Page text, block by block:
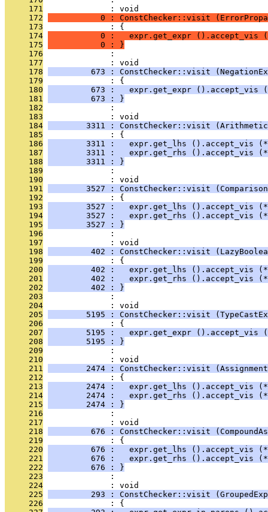
     171
              : void
     172
0 : ConstChecker::visit
     173
              : {
     174
0 :   expr.get_expr ().accept_vis
     175
           0 : }
     176
              :
     177
              : void
     178
673 : ConstChecker::visit
     179
              : {
     180
673 :   expr.get_expr ().accept_vis
     181
         673 : }
     182
              :
     183
              : void
     184
3311 : ConstChecker::visit
     185
              : {
     186
3311 :   expr.get_lhs ().accept_vis
     187
3311 :   expr.get_rhs ().accept_vis
     188
        3311 : }
     189
              :
     190
              : void
     191
3527 : ConstChecker::visit
     192
              : {
     193
3527 :   expr.get_lhs ().accept_vis
     194
3527 :   expr.get_rhs ().accept_vis
     195
        3527 : }
     196
              :
     197
              : void
     198
402 : ConstChecker::visit
     199
              : {
     200
402 :   expr.get_lhs ().accept_vis
     201
402 :   expr.get_rhs ().accept_vis
     202
         402 : }
     203
              :
     204
              : void
     205
5195 : ConstChecker::visit
     206
              : {
     207
5195 :   expr.get_expr ().accept_vis
     208
        5195 : }
     209
              :
     210
              : void
     211
2474 : ConstChecker::visit
     212
              : {
     213
2474 :   expr.get_lhs ().accept_vis
     214
2474 :   expr.get_rhs ().accept_vis
     215
        2474 : }
     216
              :
     217
              : void
     218
676 : ConstChecker::visit
     219
              : {
     220
676 :   expr.get_lhs ().accept_vis
     221
676 :   expr.get_rhs ().accept_vis
     222
         676 : }
     223
              :
     224
              : void
     225
293 : ConstChecker::visit
     226
              : {